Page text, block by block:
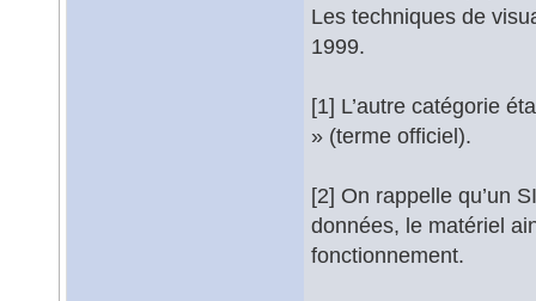
Les techniques de
1999.
[1] L’autre catégorie
» (terme officiel).
[2] On rappelle qu’un
données, le matériel
fonctionnement.